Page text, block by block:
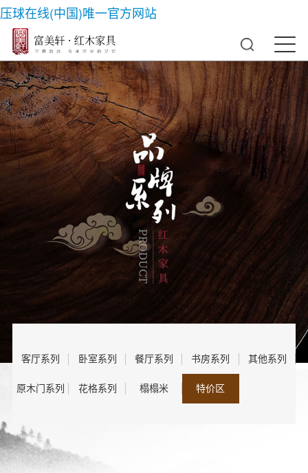
压球在线(中国)唯一官方网站
客厅系列 卧室系列 餐厅系列 书房系列 其他系列
原木门系列 花格系列 榻榻米 特价区